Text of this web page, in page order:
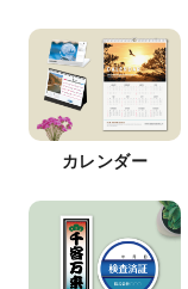
カレンダー